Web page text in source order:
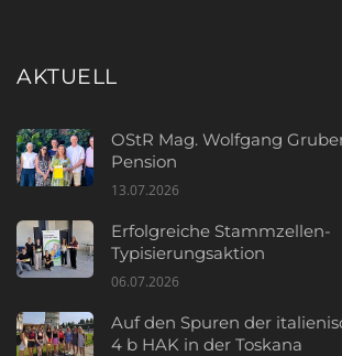
AKTUELL
OStR Mag. Wolfgang
Pension
13.07.2026
Erfolgreiche Stammzellen-
Typisierungsaktion
06.07.2026
Auf den Spuren der
4 b HAK in der Toskana